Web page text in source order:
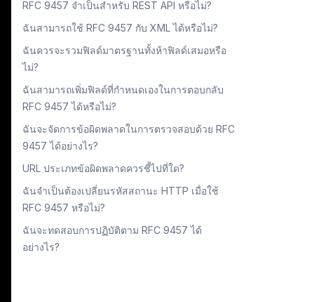
RFC 9457 จำเป็นสำหรับ REST API หรือไม่?
ฉันสามารถใช้ RFC 9457 กับ XML ได้หรือไม่?
ฉันควรจะรวมฟิลด์มาตรฐานทั้งห้าฟิลด์เสมอหรือ
ไม่?
ฉันสามารถเพิ่มฟิลด์ที่กำหนดเองในการตอบกลับ
RFC 9457 ได้หรือไม่?
ฉันจะจัดการข้อผิดพลาดในการตรวจสอบด้วย RFC
9457 ได้อย่างไร?
URL ประเภทข้อผิดพลาดควรชี้ไปที่ใด?
ฉันจำเป็นต้องเปลี่ยนรหัสสถานะ HTTP เมื่อใช้
RFC 9457 หรือไม่?
ฉันจะทดสอบการปฏิบัติตาม RFC 9457 ได้
อย่างไร?